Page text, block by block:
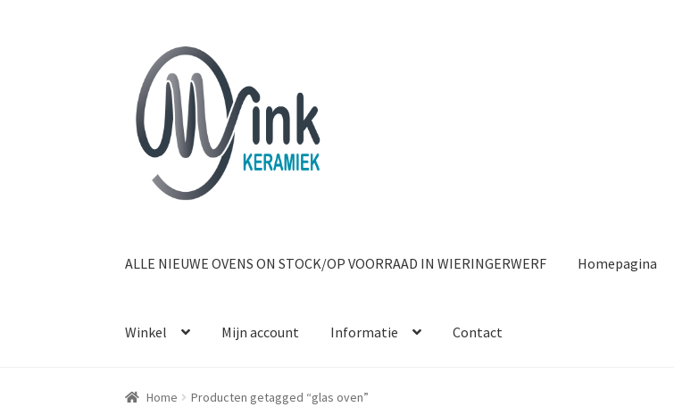
Ga door naar navigatie
Ga naar de inhoud
ALLE NIEUWE OVENS ON STOCK/OP VOORRAAD IN WIERINGERWERF Homepagina
Winkel Mijn account Informatie Contact
Home Producten getagged “glas oven”